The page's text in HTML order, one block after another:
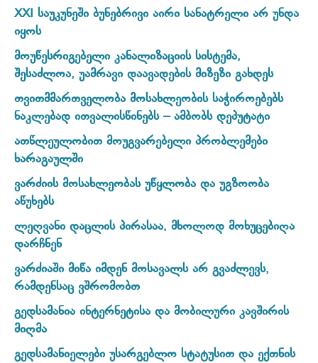
XXI საუკუნეში ბუნებრივი აირი სანატრელი არ უნდა
იყოს
მოუწესრიგებელი კანალიზაციის სისტემა,
შესაძლოა, უამრავი დაავადების მიზეზი გახდეს
თვითმმართველობა მოსახლეობის საჭიროებებს
ნაკლებად ითვალისწინებს – ამბობს დეპუტატი
ათწლეულობით მოუგვარებელი პრობლემები
ხარაგაულში
ვარძიის მოსახლეობას უწყლობა და უგზოობა
აწუხებს
ლეღვანი დაცლის პირასაა, მხოლოდ მოხუცებიღა
დარჩნენ
ვარძიაში მიწა იმდენ მოსავალს არ გვაძლევს,
რამდენსაც ვშრომობთ
გედსამანია ინტერნეტისა და მობილური კავშირის
მიღმა
გედსამანიელები უსარგებლო სტატუსით და ექთნის